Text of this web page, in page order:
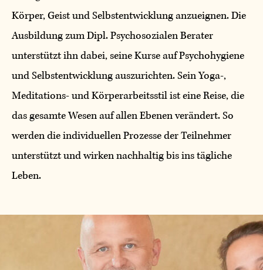
Körper, Geist und Selbstentwicklung anzueignen. Die
Ausbildung zum Dipl. Psychosozialen Berater
unterstützt ihn dabei, seine Kurse auf Psychohygiene
und Selbstentwicklung auszurichten. Sein Yoga-,
Meditations- und Körperarbeitsstil ist eine Reise, die
das gesamte Wesen auf allen Ebenen verändert. So
werden die individuellen Prozesse der Teilnehmer
unterstützt und wirken nachhaltig bis ins tägliche
Leben.